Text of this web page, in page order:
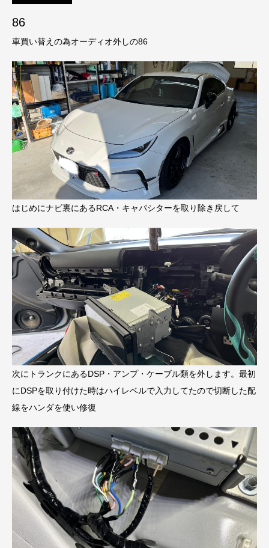
86
車買い替えの為オーディオ外しの86
はじめにナビ裏にあるRCA・キャパシターを取り除き戻して
次にトランクにあるDSP・アンプ・ケーブル類を外します。最初
にDSPを取り付けた時はハイレベルで入力してたので切断した配
線をハンダを使い修復